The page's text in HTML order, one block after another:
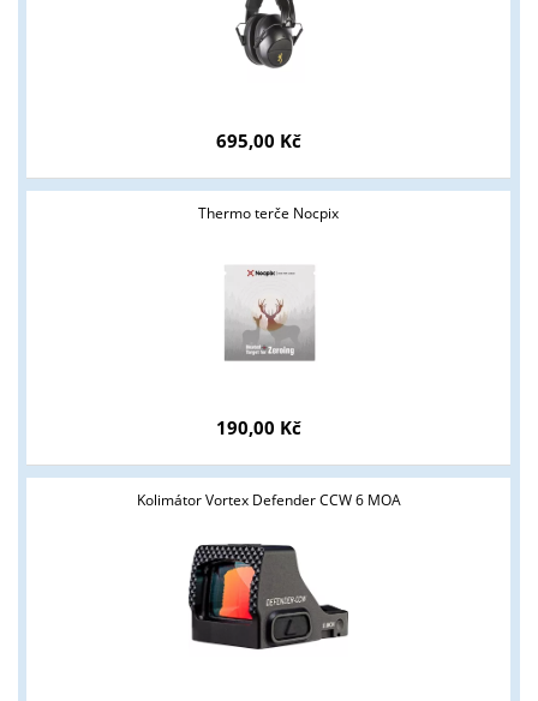
695,00 Kč
Thermo terče Nocpix
190,00 Kč
Kolimátor Vortex Defender CCW 6 MOA